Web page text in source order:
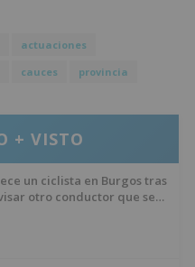
actuaciones
cauces provincia
+ VISTO
un ciclista en Burgos tras
otro conductor que se